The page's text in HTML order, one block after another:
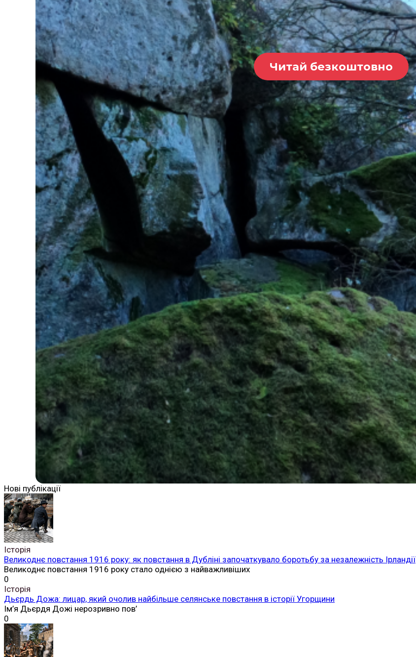
Читай безкоштовно
Нові публікації
Історія
Великоднє повстання 1916 року: як повстання в Дубліні започаткувало боротьбу за незалежність Ірландії
Великоднє повстання 1916 року стало однією з найважливіших
0
Історія
Дьєрдь Дожа: лицар, який очолив найбільше селянське повстання в історії Угорщини
Ім’я Дьєрдя Дожі нерозривно пов’
0